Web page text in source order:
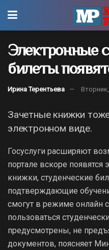
Электронные
билеты
Ирина Терентьева
Зачетные книжки
электронном виде.
Госуслуги расширяют
портале вскоре
книжки, студенческие
подтверждающие
смогут в режиме онлайн
пользоваться
предусмотрены, не
документов, поясняет